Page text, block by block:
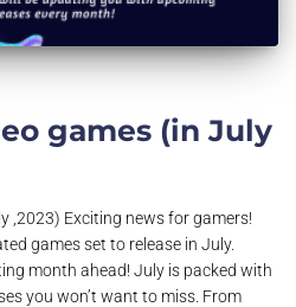
games (in July
,2023) Exciting news for gamers!
games set to release in July.
month ahead! July is packed with
you won’t want to miss. From